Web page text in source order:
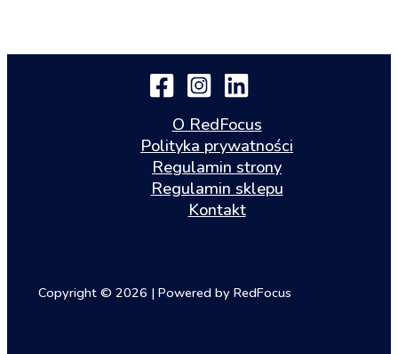
O RedFocus
Polityka prywatności
Regulamin strony
Regulamin sklepu
Kontakt
Copyright © 2026 | Powered by RedFocus